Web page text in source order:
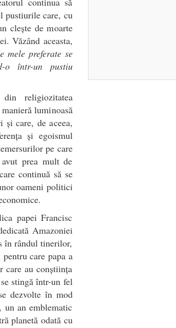
pustiurile care, cu
clește de moarte
Văzând aceasta,
mele preferate se
o într-un pustiu
religiozitatea
luminoasă
care, de aceea,
și egoismul
pe care
prea mult de
continuă să se
oameni politici
papei Francisc
Amazoniei
în rândul tinerilor,
care papa a
care au conștiința
stingă într-un fel
dezvolte în mod
un an emblematic
planetă odată cu